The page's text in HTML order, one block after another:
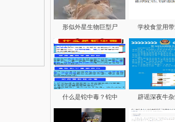
形似外星生物巨型尸 学校食堂用
什么是铊中毒？铊中 辟谣深夜牛